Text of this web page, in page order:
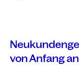
von Anfang an